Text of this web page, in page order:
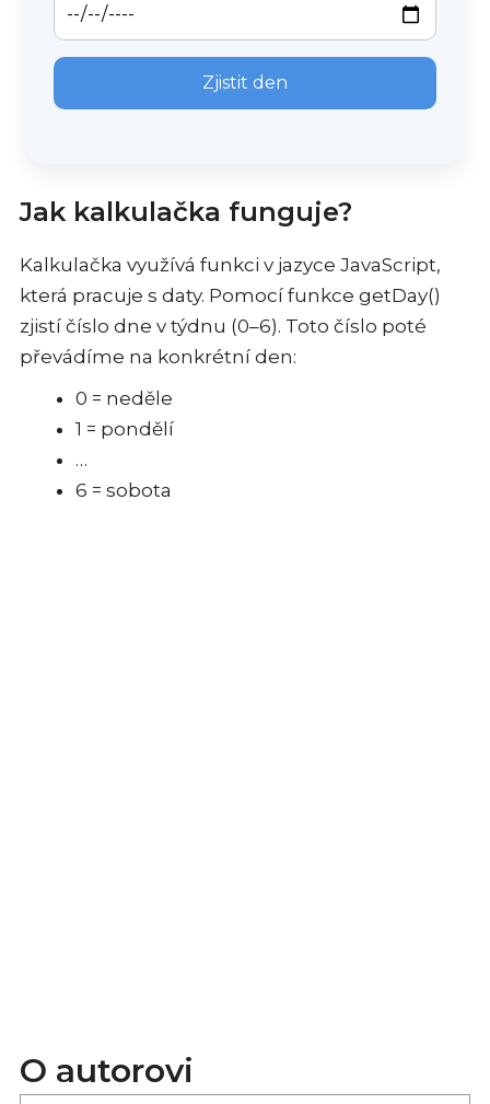
Zjistit den
Jak kalkulačka funguje?
Kalkulačka využívá funkci v jazyce JavaScript,
která pracuje s daty. Pomocí funkce getDay()
zjistí číslo dne v týdnu (0–6). Toto číslo poté
převádíme na konkrétní den:
0 = neděle
1 = pondělí
…
6 = sobota
O autorovi